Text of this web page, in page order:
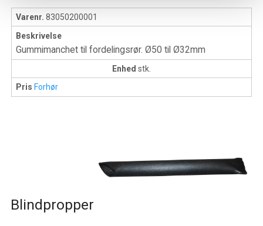
Varenr. 83050200001
Beskrivelse
Gummimanchet til fordelingsrør. Ø50 til Ø32mm
Enhed stk.
Pris Forhør
Blindpropper